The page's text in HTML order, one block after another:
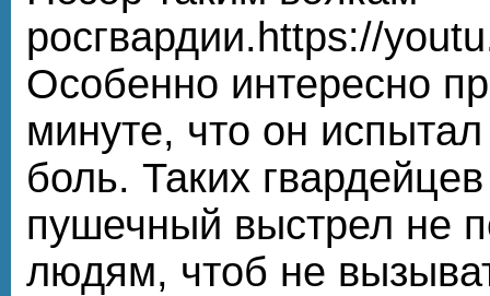
росгвардии.https://
Особенно интересно
минуте, что он
боль. Таких
пушечный выстрел не
людям, чтоб не